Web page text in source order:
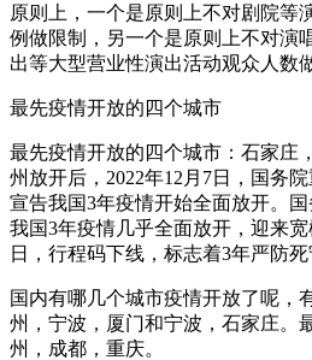
原则上，一个是原则上不对剧院等
例做限制，另一个是原则上不对演
出等大型营业性演出活动观众人数
最先疫情开放的四个城市
最先疫情开放的四个城市：石家庄
州放开后，2022年12月7日，国务
宣告我国3年疫情开始全面放开。
我国3年疫情几乎全面放开，迎来
日，行程码下线，标志着3年严防
国内有哪几个城市疫情开放了呢，
州，宁波，厦门和宁波，石家庄。
州，成都，重庆。